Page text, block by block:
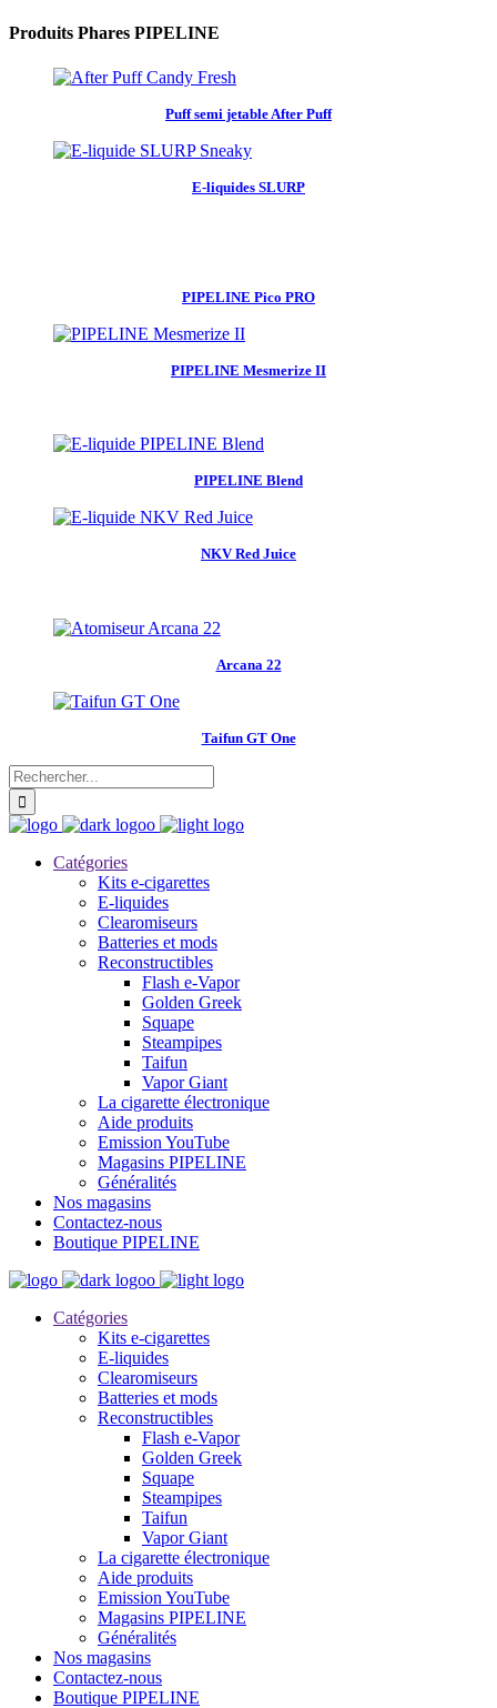
Produits Phares PIPELINE
Puff semi jetable After Puff
E-liquides SLURP
PIPELINE Pico PRO
PIPELINE Mesmerize II
PIPELINE Blend
NKV Red Juice
Arcana 22
Taifun GT One
Catégories
Kits e-cigarettes
E-liquides
Clearomiseurs
Batteries et mods
Reconstructibles
Flash e-Vapor
Golden Greek
Squape
Steampipes
Taifun
Vapor Giant
La cigarette électronique
Aide produits
Emission YouTube
Magasins PIPELINE
Généralités
Nos magasins
Contactez-nous
Boutique PIPELINE
Catégories
Kits e-cigarettes
E-liquides
Clearomiseurs
Batteries et mods
Reconstructibles
Flash e-Vapor
Golden Greek
Squape
Steampipes
Taifun
Vapor Giant
La cigarette électronique
Aide produits
Emission YouTube
Magasins PIPELINE
Généralités
Nos magasins
Contactez-nous
Boutique PIPELINE